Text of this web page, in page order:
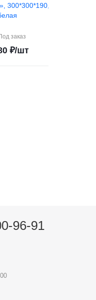
300*300*190,
заказ
₽/шт
96-91